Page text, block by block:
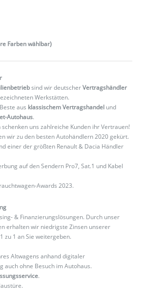
Farben wählbar)
sind wir deutscherVertragshändler
Werkstätten.
aus klassischem Vertragshandel und
Autohaus.
schenken uns zahlreiche Kunden ihr Vertrauen!
wir zu den besten Autohändlern 2020 gekürt.
einer der größten Renault & Dacia Händler
auf den Sendern Pro7, Sat.1 und Kabel
Awards 2023.
& Finanzierungslösungen. Durch unser
erhalten wir niedrigste Zinsen unserer
zu 1 an Sie weitergeben.
Altwagens anhand digitaler
auch ohne Besuch im Autohaus.
.